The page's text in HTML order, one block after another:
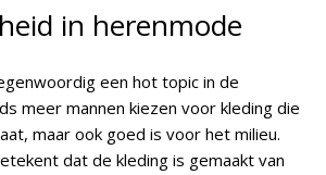
in herenmode
een hot topic in de
meer mannen kiezen voor kleding die
maar ook goed is voor het milieu.
dat de kleding is gemaakt van